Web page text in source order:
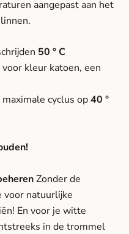
aangepast aan het
50 ° C
voor kleur katoen, een
cyclus op40 °
Zonder de
voor natuurlijke
En voor je witte
in de trommel